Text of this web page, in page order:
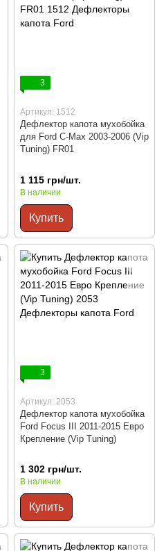
3
Артикул: 1512
Дефлектор капота мухобойка
для Ford C-Max 2003-2006 (Vip
Tuning) FR01
1 115 грн/шт.
В наличии
Купить
3
Артикул: 2053
Дефлектор капота мухобойка
Ford Focus III 2011-2015 Евро
Крепление (Vip Tuning)
1 302 грн/шт.
В наличии
Купить